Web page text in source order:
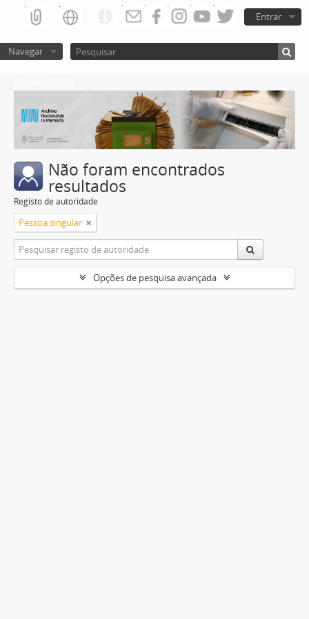
Entrar
Navegar
Não foram encontrados
resultados
Registo de autoridade
Pessoa singular
Opções de pesquisa avançada